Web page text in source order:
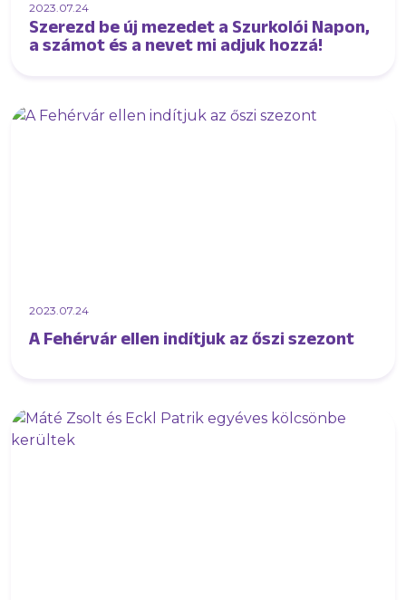
2023.07.24
Szerezd be új mezedet a Szurkolói Napon,
a számot és a nevet mi adjuk hozzá!
2023.07.24
A Fehérvár ellen indítjuk az őszi szezont